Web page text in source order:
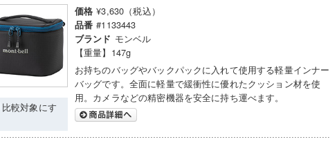
比較対象にす
価格 ¥3,630（税込）
品番 #1133443
ブランド モンベル
【重量】147g
お持ちのバッグやバックパックに入れて使用する軽量インナー
バッグです。全面に軽量で緩衝性に優れたクッション材を使
用。カメラなどの精密機器を安全に持ち運べます。